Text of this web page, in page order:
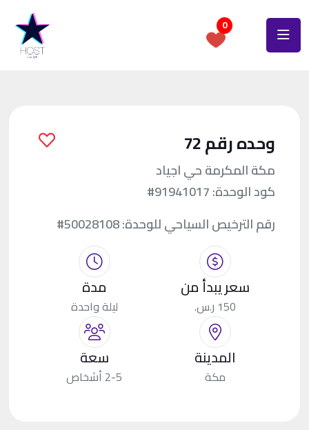
0
وحده رقم 72
مكة المكرمة حي اجياد
كود الوحدة:#91941017
رقم الترخيص السياحي للوحدة:#50028108
سعر يبدأ من
150 ر.س.
مدة
ليلة واحدة
المدينة
مكة
سعة
2-5 أشخاص